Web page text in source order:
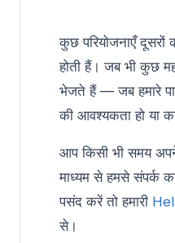
कुछ परियोजनाएँ
होती हैं। जब भी कुछ
भेजते हैं — जब हमारे
की आवश्यकता हो या
आप किसी भी समय
माध्यम से हमसे संपर्क
पसंद करें तो हमारी
से।